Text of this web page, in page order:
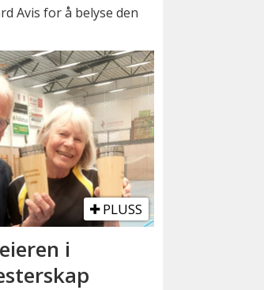
Avis for å belyse den
PLUSS
i